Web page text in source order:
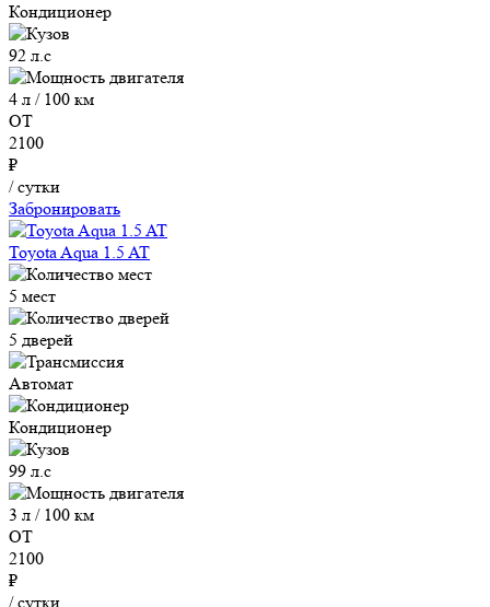
Кондиционер
92 л.с
4 л / 100 км
ОТ
2100
₽
/ сутки
Забронировать
Toyota Aqua 1.5 AT
5 мест
5 дверей
Автомат
Кондиционер
99 л.с
3 л / 100 км
ОТ
2100
₽
/ сутки